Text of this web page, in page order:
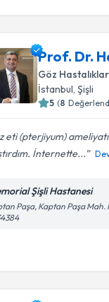
Prof. Dr.
Göz
İstanbul, Şişli
5 (8
eti (pterjiyum)
İnternette...
Şişli Hastanesi
Paşa, Kaptan Paşa Mah.